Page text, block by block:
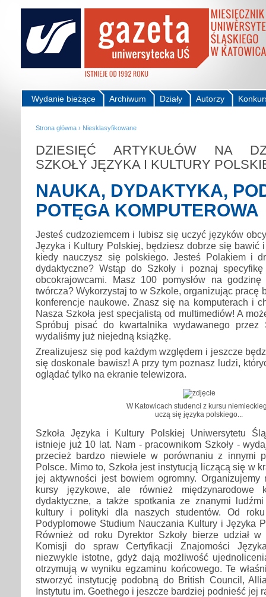
Autorzy
Działy
Archiwum
Wydanie bieżące
Strona główna › Niesklasyfikowane
DZIESIĘĆ ARTYKUŁÓW NA
SZKOŁY JĘZYKA I KULTURY
NAUKA, DYDAKTYKA,
POTĘGA KOMPUTEROWA
Jesteś cudzoziemcem i lubisz się uczyć języków
Języka i Kultury Polskiej, będziesz dobrze się bawić
kiedy nauczysz się polskiego. Jesteś Polakiem i
dydaktyczne? Wstąp do Szkoły i poznaj
obcokrajowcami. Masz 100 pomysłów na
twórcza? Wykorzystaj to w Szkole, organizując pracę
konferencje naukowe. Znasz się na komputerach i
Nasza Szkoła jest specjalistą od multimediów! A
Spróbuj pisać do kwartalnika wydawanego przez
wydaliśmy już niejedną książkę.
Zrealizujesz się pod każdym względem i jeszcze
się doskonale bawisz! A przy tym poznasz ludzi,
oglądać tylko na ekranie telewizora.
W Katowicach studenci z kursu
uczą się języka polskiego...
Szkoła Języka i Kultury Polskiej Uniwersytetu
istnieje już 10 lat. Nam - pracownikom Szkoły -
przecież bardzo niewiele w porównaniu z innymi
Polsce. Mimo to, Szkoła jest instytucją liczącą się w
jej aktywności jest bowiem ogromny.
kursy językowe, ale również międzynarodowe
dydaktyczne, a także spotkania ze znanymi
kultury i polityki dla naszych studentów. Od
Podyplomowe Studium Nauczania Kultury i Języka
Również od roku Dyrektor Szkoły bierze udział w
Komisji do spraw Certyfikacji Znajomości
niezwykle istotne, gdyż dają możliwość
otrzymują w wyniku egzaminu końcowego. Te
stworzyć instytucję podobną do British Council,
Instytutu im. Goethego i jeszcze bardziej podnieść jej